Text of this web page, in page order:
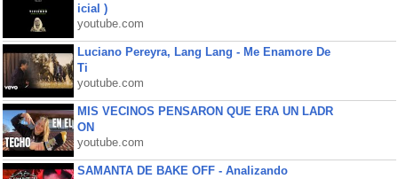
icial )
youtube.com
Luciano Pereyra, Lang Lang - Me Enamore De
Ti
youtube.com
MIS VECINOS PENSARON QUE ERA UN LADR
ON
youtube.com
SAMANTA DE BAKE OFF - Analizando